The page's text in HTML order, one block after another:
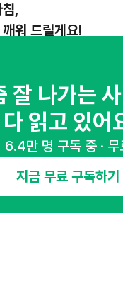
,
워 드릴게요!
잘 나가는
다 읽고 있어
6.4만 명 구독 중 · 무
지금 무료 구독하기